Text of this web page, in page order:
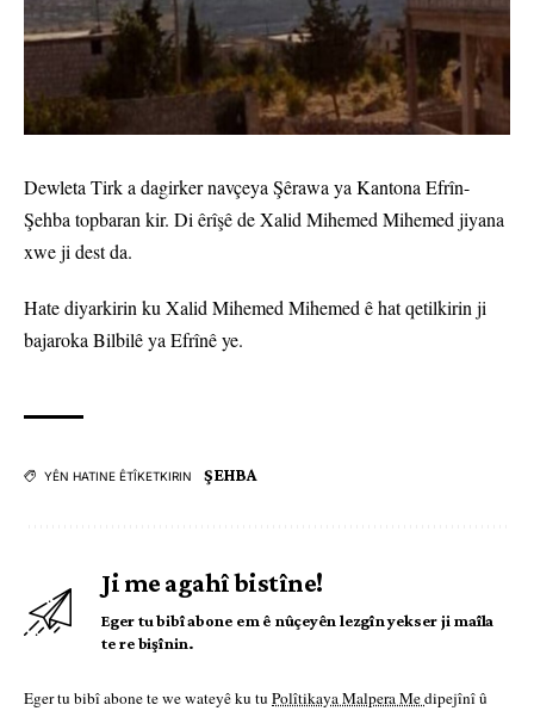
Dewleta Tirk a dagirker navçeya Şêrawa ya Kantona Efrîn-
Şehba topbaran kir. Di êrîşê de Xalid Mihemed Mihemed jiyana
xwe ji dest da.
Hate diyarkirin ku Xalid Mihemed Mihemed ê hat qetilkirin ji
bajaroka Bilbilê ya Efrînê ye.
YÊN HATINE ÊTÎKETKIRIN ŞEHBA
Ji me agahî bistîne!
Eger tu bibî abone em ê nûçeyên lezgîn yekser ji maîla
te re bişînin.
Eger tu bibî abone te we wateyê ku tu Polîtikaya Malpera Medipejînî û